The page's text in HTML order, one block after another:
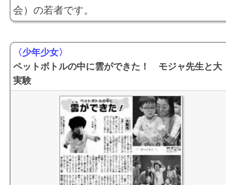
会）の若者です。
〈少年少女〉
ペットボトルの中に雲ができた！ モジャ先生と大
実験